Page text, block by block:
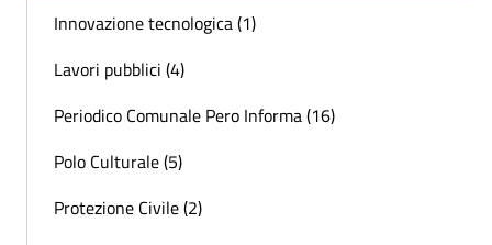
Innovazione tecnologica (1)
Lavori pubblici (4)
Periodico Comunale Pero Informa (16)
Polo Culturale (5)
Protezione Civile (2)